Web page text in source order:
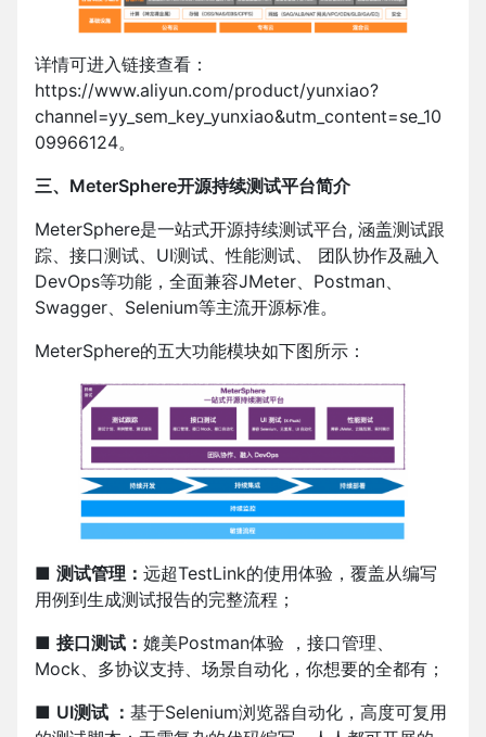
详情可进入链接查看：
https://www.aliyun.com/product/yunxiao?
channel=yy_sem_key_yunxiao&utm_content=se_10
09966124。
三、MeterSphere开源持续测试平台简介
MeterSphere是一站式开源持续测试平台, 涵盖测试跟
踪、接口测试、UI测试、性能测试、 团队协作及融入
DevOps等功能，全面兼容JMeter、Postman、
Swagger、Selenium等主流开源标准。
MeterSphere的五大功能模块如下图所示：
■ 测试管理： 远超TestLink的使用体验，覆盖从编写
用例到生成测试报告的完整流程；
■ 接口测试： 媲美Postman体验 ，接口管理、
Mock、多协议支持、场景自动化，你想要的全都有；
■ UI测试 ： 基于Selenium浏览器自动化，高度可复用